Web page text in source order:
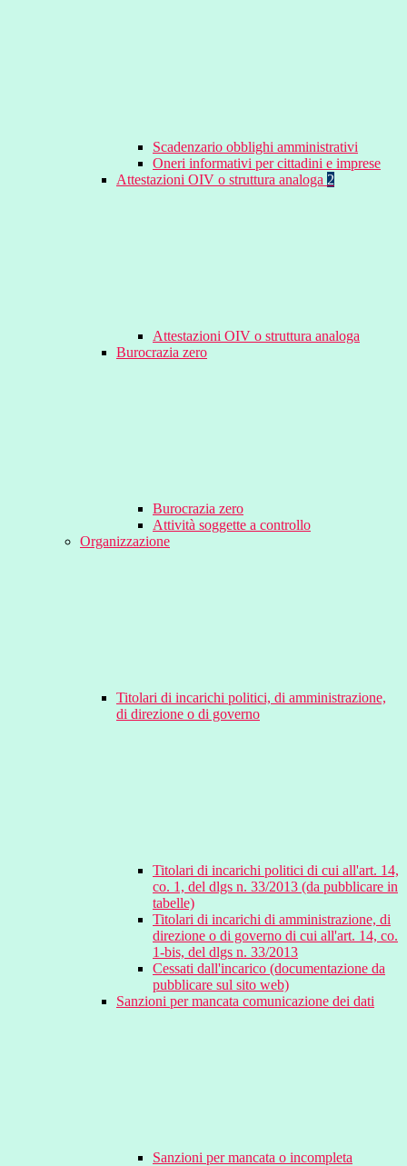
Scadenzario obblighi amministrativi
Oneri informativi per cittadini e imprese
Attestazioni OIV o struttura analoga 2
Attestazioni OIV o struttura analoga
Burocrazia zero
Burocrazia zero
Attività soggette a controllo
Organizzazione
Titolari di incarichi politici, di amministrazione,
di direzione o di governo
Titolari di incarichi politici di cui all'art. 14,
co. 1, del dlgs n. 33/2013 (da pubblicare in
tabelle)
Titolari di incarichi di amministrazione, di
direzione o di governo di cui all'art. 14, co.
1-bis, del dlgs n. 33/2013
Cessati dall'incarico (documentazione da
pubblicare sul sito web)
Sanzioni per mancata comunicazione dei dati
Sanzioni per mancata o incompleta